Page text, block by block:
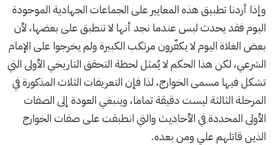
وإذا أردنا تطبيق هذه المعايير على الجماعات الجهادية الموجودة
اليوم فقد يحدث لبس عندما نجد أنها لا تنطبق على بعضها، لأن
بعض الغلاة اليوم لا يكفّرون مرتكب الكبيرة ولم يخرجوا على الإمام
الشرعي، لكن هذا الحكم لا يُمثل لحظة التحقق التاريخي الأولى التي
تشكل فيها مسمى الخوارج، لذا فإن التعريفات الثلاث المذكورة في
المرحلة الثالثة ليست دقيقة تماما، وينبغي العودة إلى الصفات
الأولى المحددة في الأحاديث والتي انطبقت على صفات الخوارج
الذين قاتلهم علي ومن بعده.